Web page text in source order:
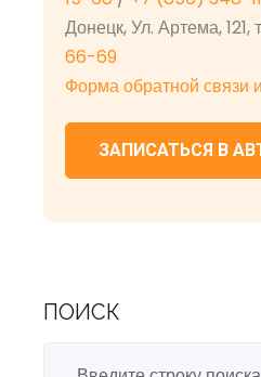
Донецк, Ул. Артема, 121,
66-69
Форма обратной связи
ЗАПИСАТЬСЯ В
ПОИСК